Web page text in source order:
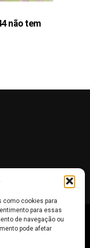
como cookies para
para essas
de navegação ou
pode afetar
não tem
de